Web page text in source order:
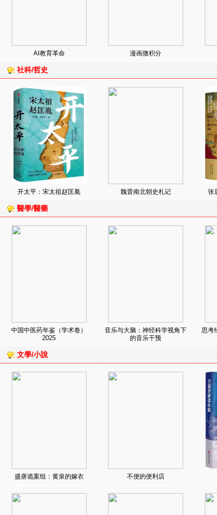
AI教育革命 漫画微积分
社科/哲史
开太平：宋太祖赵匡胤 魏晋南北朝史札记 张
醫學/醫藥
中国中医药年鉴（学术卷）
2025
音乐与大脑：神经科学视角下
的音乐干预
思考
文學/小說
盛唐诡案组：黄泉的嫁衣 不便的便利店